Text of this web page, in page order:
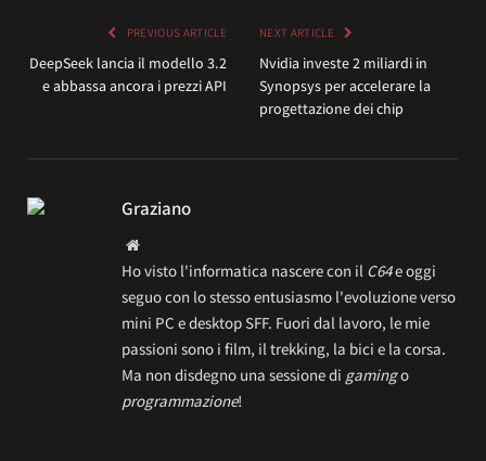
PREVIOUS ARTICLE
DeepSeek lancia il modello 3.2
e abbassa ancora i prezzi API
NEXT ARTICLE
Nvidia investe 2 miliardi in
Synopsys per accelerare la
progettazione dei chip
Graziano
Website
Ho visto l'informatica nascere con il C64e oggi
seguo con lo stesso entusiasmo l'evoluzione verso
mini PC e desktop SFF. Fuori dal lavoro, le mie
passioni sono i film, il trekking, la bici e la corsa.
Ma non disdegno una sessione di gamingo
programmazione!